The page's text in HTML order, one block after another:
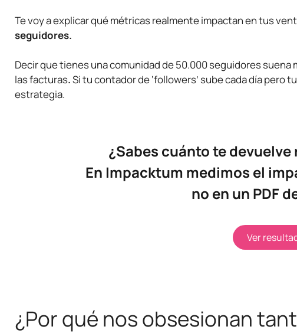
Te voy a explicar qué métricas realmente impactan en tus
seguidores.
Decir que tienes una comunidad de 50.000 seguidores
las facturas.Si tu contador de ‘followers’ sube cada día
estrategia.
¿Sabes cuánto te
En Impacktum medimos el
no en un PDF
Ver
¿Por qué nos obsesionan